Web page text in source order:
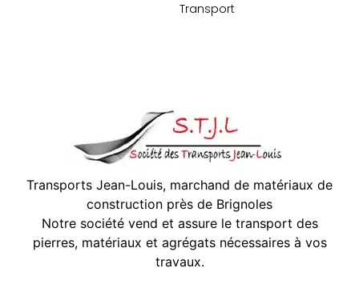
Transports Jean-Louis, marchand de matériaux de
construction près de Brignoles
Notre société vend et assure le transport des
pierres, matériaux et agrégats nécessaires à vos
travaux.
Transport